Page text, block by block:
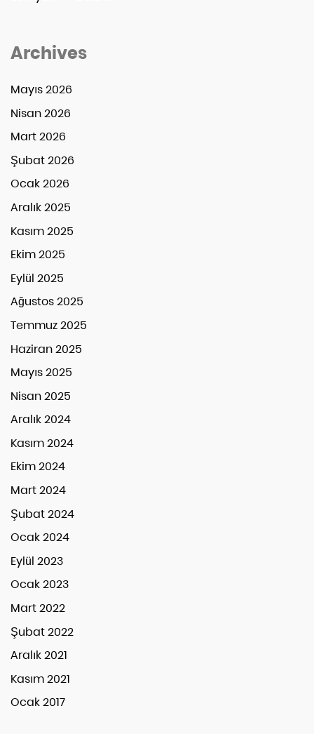
Archives
Mayıs 2026
Nisan 2026
Mart 2026
Şubat 2026
Ocak 2026
Aralık 2025
Kasım 2025
Ekim 2025
Eylül 2025
Ağustos 2025
Temmuz 2025
Haziran 2025
Mayıs 2025
Nisan 2025
Aralık 2024
Kasım 2024
Ekim 2024
Mart 2024
Şubat 2024
Ocak 2024
Eylül 2023
Ocak 2023
Mart 2022
Şubat 2022
Aralık 2021
Kasım 2021
Ocak 2017